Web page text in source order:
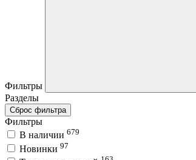
Фильтры
Разделы
Сброс фильтра
Фильтры
В наличии 679
Новинки 97